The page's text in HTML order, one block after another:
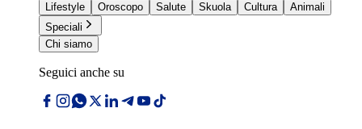
Lifestyle
Oroscopo Salute Skuola Cultura
Animali
Speciali
Chi siamo
Seguici anche su